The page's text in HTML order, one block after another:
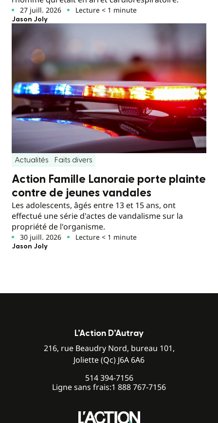
27 juill. 2026 Lecture < 1 minute
Jason Joly
Actualités Faits divers
Action Famille Lanoraie porte plainte
contre de jeunes vandales
Les adolescents, âgés entre 13 et 15 ans, ont
effectué une série d'actes de vandalisme sur la
propriété de l'organisme.
30 juill. 2026 Lecture < 1 minute
Jason Joly
L’Action D’Autray
216, rue Beaudry Nord, bureau 101,
Joliette (Qc) J6A 6A6
514 394-7156
Ligne sans frais:1 888 767-7156